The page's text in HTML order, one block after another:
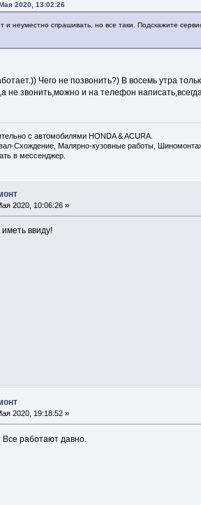
2020, 13:02:26
неуместно спрашивать, но все таки. Подскажите
Чего не позвонить?) В восемь утра
не звонить,можно и на телефон
с автомобилями HONDA & ACURA.
Схождение, Малярно-кузовные работы,
в мессенджер.
2020, 10:06:26 »
ввиду!
2020, 19:18:52 »
Все работают давно.